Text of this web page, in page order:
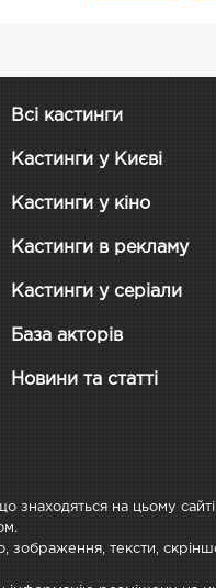
Всі кастинги
Кастинги у Києві
Кастинги у кіно
Кастинги в рекламу
Кастинги у серіали
База акторів
Новини та статті
знаходяться на цьому
зображення, тексти,